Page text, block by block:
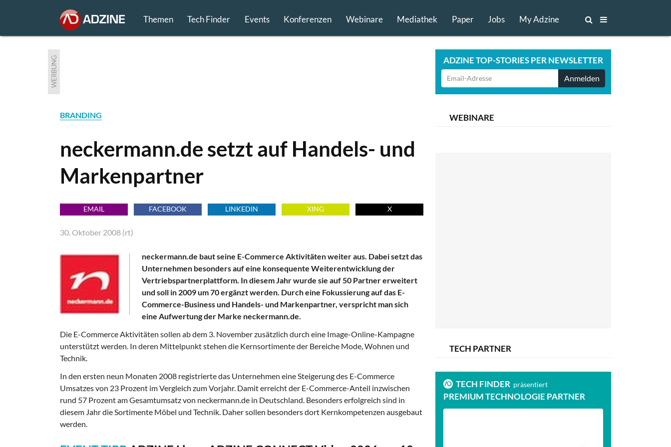
Themen Tech Finder Events Konferenzen Webinare Mediathek Paper Jobs My Adzine
WERBUNG ADZINE TOP-STORIES PER NEWSLETTER
Anmelden
BRANDING
neckermann.de setzt auf Handels- und
Markenpartner
EMAIL FACEBOOK LINKEDIN XING X
30. Oktober 2008 (rt)
neckermann.de baut seine E-Commerce Aktivitäten weiter aus. Dabei setzt das
Unternehmen besonders auf eine konsequente Weiterentwicklung der
Vertriebspartnerplattform. In diesem Jahr wurde sie auf 50 Partner erweitert
und soll in 2009 um 70 ergänzt werden. Durch eine Fokussierung auf das E-
Commerce-Business und Handels- und Markenpartner, verspricht man sich
eine Aufwertung der Marke neckermann.de.
Die E-Commerce Aktivitäten sollen ab dem 3. November zusätzlich durch eine Image-Online-Kampagne
unterstützt werden. In deren Mittelpunkt stehen die Kernsortimente der Bereiche Mode, Wohnen und
Technik.
In den ersten neun Monaten 2008 registrierte das Unternehmen eine Steigerung des E-Commerce
Umsatzes von 23 Prozent im Vergleich zum Vorjahr. Damit erreicht der E-Commerce-Anteil inzwischen
rund 57 Prozent am Gesamtumsatz von neckermann.de in Deutschland. Besonders erfolgreich sind in
diesem Jahr die Sortimente Möbel und Technik. Daher sollen besonders dort Kernkompetenzen ausgebaut
werden.
WEBINARE
TECH PARTNER
TECH FINDER präsentiert
PREMIUM TECHNOLOGIE PARTNER